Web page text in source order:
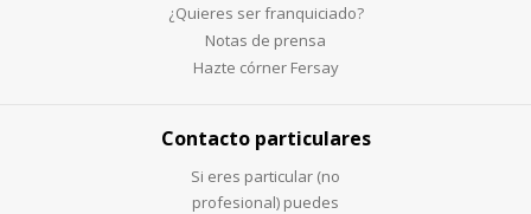
¿Quieres ser franquiciado?
Notas de prensa
Hazte córner Fersay
Contacto particulares
Si eres particular (no
profesional) puedes